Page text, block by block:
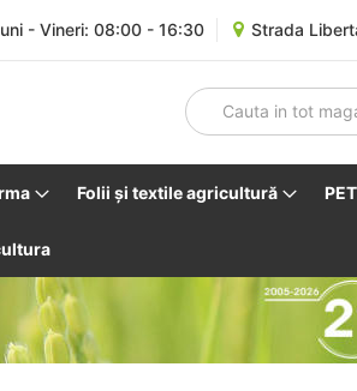
- Vineri: 08:00 - 16:30 Strada
Folii și textile agricultură